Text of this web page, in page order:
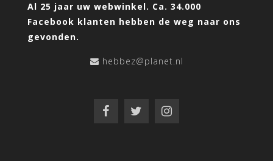
Al 25 jaar uw webwinkel. Ca. 34.000
Facebook klanten hebben de weg naar ons
gevonden.
hebbez@planet.nl